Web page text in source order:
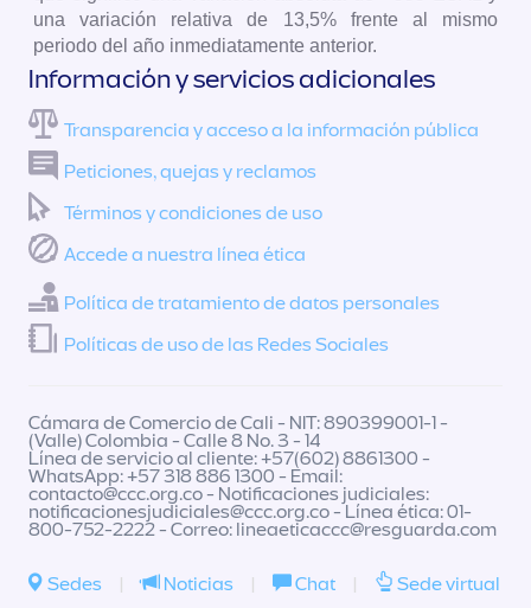
una variación relativa de 13,5% frente al mismo
periodo del año inmediatamente anterior.
Información y servicios adicionales
Transparencia y acceso a la información pública
Peticiones, quejas y reclamos
Términos y condiciones de uso
Accede a nuestra línea ética
Política de tratamiento de datos personales
Políticas de uso de las Redes Sociales
Cámara de Comercio de Cali - NIT: 890399001-1 -
(Valle) Colombia - Calle 8 No. 3 - 14
Línea de servicio al cliente: +57(602) 8861300 -
WhatsApp: +57 318 886 1300 - Email:
contacto@ccc.org.co- Notificaciones judiciales:
notificacionesjudiciales@ccc.org.co- Línea ética: 01-
800-752-2222 - Correo: lineaeticaccc@resguarda.com
Sedes | Noticias | Chat | Sede virtual